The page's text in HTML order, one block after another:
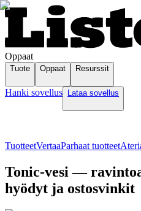
Oppaat
Tuote Oppaat Resurssit
Hanki sovellus Lataa sovellus
TuotteetVertaaParhaat tuotteet
Tonic-vesi —
hyödyt ja ostosvinkit